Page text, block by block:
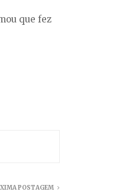
que fez
POSTAGEM